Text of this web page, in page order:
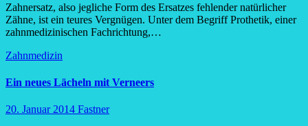
Zahnersatz, also jegliche Form des Ersatzes fehlender natürlicher
Zähne, ist ein teures Vergnügen. Unter dem Begriff Prothetik, einer
zahnmedizinischen Fachrichtung,…
Zahnmedizin
Ein neues Lächeln mit Verneers
20. Januar 2014 Fastner